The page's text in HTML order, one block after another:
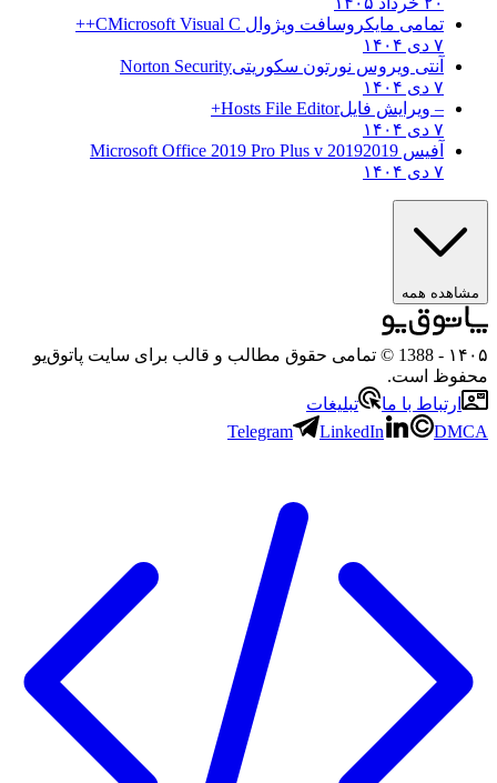
تمامی مایکروسافت ویژوال C Microsoft Visual C++
۷ دی ۱۴۰۴
آنتی ویروس نورتون سکوریتیNorton Security
۷ دی ۱۴۰۴
– ویرایش فایلHosts File Editor+
۷ دی ۱۴۰۴
آفیس 2019 2019 Microsoft Office 2019 Pro Plus v
۷ دی ۱۴۰۴
مشاهده همه
۱۴۰۵
- 1388 © تمامی حقوق مطالب و قالب برای سایت پاتوق‌یو
محفوظ است.
ارتباط با ما
تبلیغات
Telegram
LinkedIn DMCA